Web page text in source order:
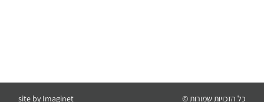
כל הזכויות שמורות © site by Imaginet